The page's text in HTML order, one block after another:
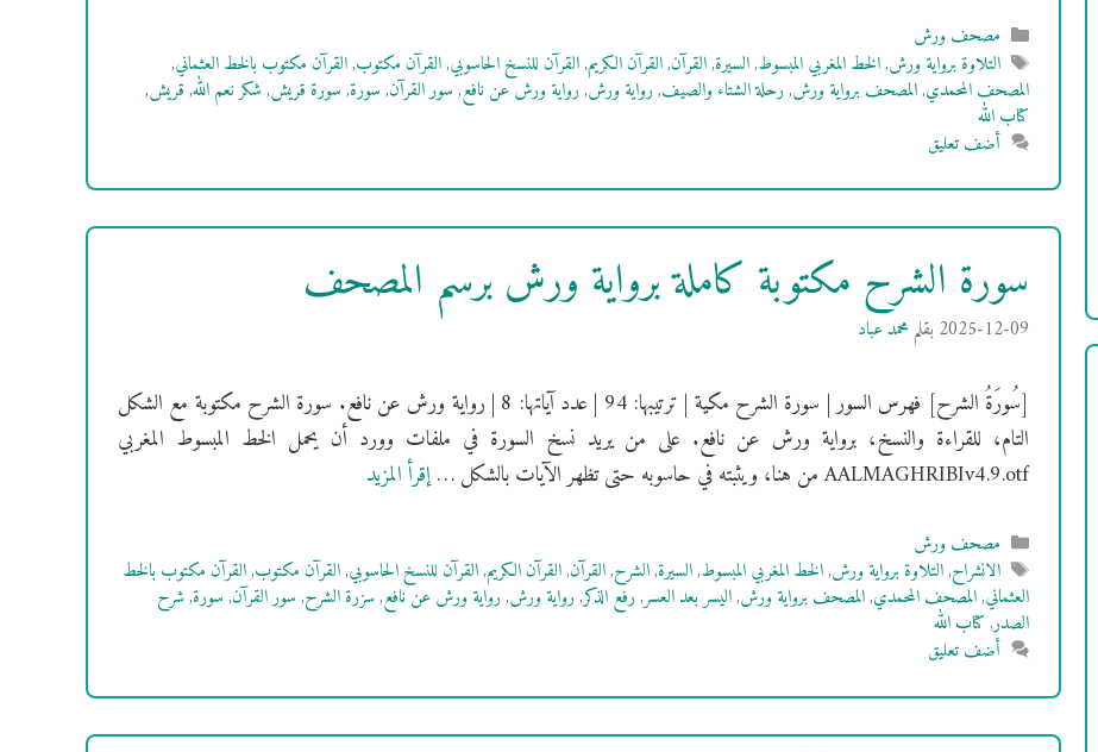
التصنيفات
مصحف ورش
الوسوم
التلاوة برواية ورش,الخط المغربي المبسوط,السيرة,القرآن,القرآن الكريم,القرآن للنسخ الحاسوبي,القرآن مكتوب,القرآن مكتوب بالخط العثماني,
المصحف المحمدي,المصحف برواية ورش,رحلة الشتاء والصيف,رواية ورش,رواية ورش عن نافع,سور القرآن,سورة,سورة قريش,شكر نعم الله,قريش,
كتاب الله
أضف تعليق
سورة الشرح مكتوبة كاملة برواية ورش برسم المصحف
2025-12-09 بقلممحمد عباد
[سُورَةُ الشرح] فهرس السور | سورة الشرح مكية | ترتيبها: 94 | عدد آياتها: 8 | رواية ورش عن نافع. سورة الشرح مكتوبة مع الشكل
التام، للقراءة والنسخ، برواية ورش عن نافع. على من يريد نسخ السورة في ملفات وورد أن يحمل الخط المبسوط المغربي
AALMAGHRIBIv4.9.otf من هنا، ويثبته في حاسوبه حتى تظهر الآيات بالشكل …
إقرأ المزيد
التصنيفات
مصحف ورش
الوسوم
الانشراح,التلاوة برواية ورش,الخط المغربي المبسوط,السيرة,الشرح,القرآن,القرآن الكريم,القرآن للنسخ الحاسوبي,القرآن مكتوب,القرآن مكتوب بالخط
العثماني,المصحف المحمدي,المصحف برواية ورش,اليسر بعد العسر,رفع الذكر,رواية ورش,رواية ورش عن نافع,سزرة الشرح,سور القرآن,سورة,شرح
الصدر,كتاب الله
أضف تعليق